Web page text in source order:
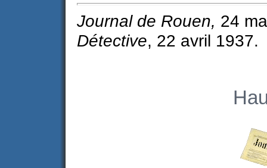
Journal de Rouen, 24
Détective, 22 avril 1937.